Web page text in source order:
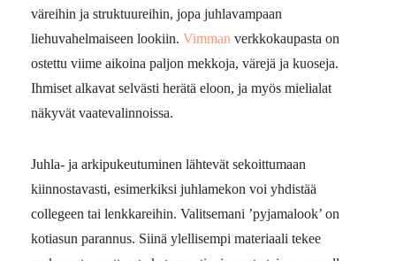
väreihin ja struktuureihin, jopa juhlavampaan
liehuvahelmaiseen lookiin. Vimman verkkokaupasta on
ostettu viime aikoina paljon mekkoja, värejä ja kuoseja.
Ihmiset alkavat selvästi herätä eloon, ja myös mielialat
näkyvät vaatevalinnoissa.
Juhla- ja arkipukeutuminen lähtevät sekoittumaan
kiinnostavasti, esimerkiksi juhlamekon voi yhdistää
collegeen tai lenkkareihin. Valitsemani ’pyjamalook’ on
kotiasun parannus. Siinä ylellisempi materiaali tekee